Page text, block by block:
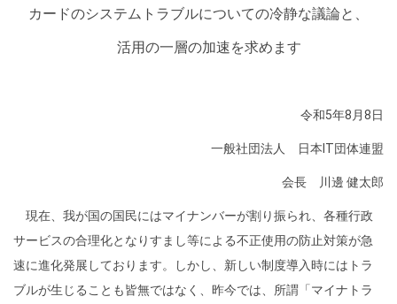
カードのシステムトラブルについての冷静な議論と、
活用の一層の加速を求めます
令和5年8月8日
一般社団法人 日本 IT団体連盟
会長 川邊 健太郎
現在、我が国の国民にはマイナンバーが割り振られ、各種行政
サービスの合理化となりすまし等による不正使用の防止対策が急
速に進化発展しております。しかし、新しい制度導入時にはトラ
ブルが生じることも皆無ではなく、昨今では、所謂「マイナトラ